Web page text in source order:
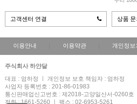
고객센터 연결 상품
이용안내 이용약관 개인정보
주식회사 하얀달
대표 : 엄하정 ㅣ 개인정보 보호 책임자 : 엄하정
사업자 등록번호 : 201-86-01983
통신판매업신고번호 : 제2018-고양일산서-0260호
전화 : 1661-5260 ㅣ 팩스 : 02-6953-5261